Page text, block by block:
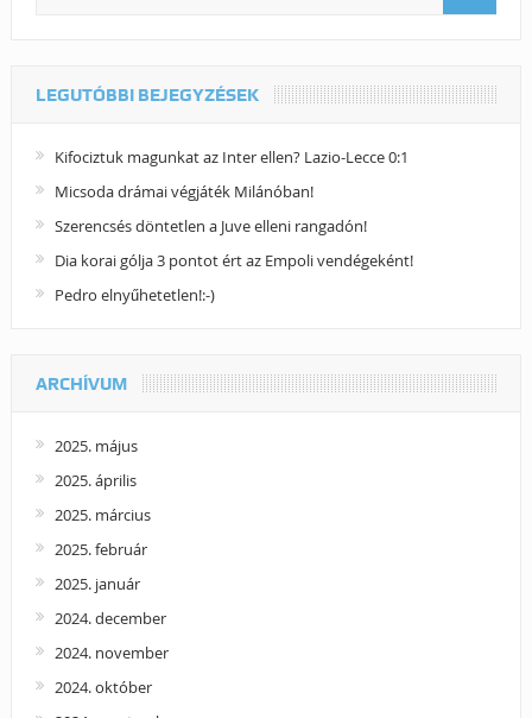
LEGUTÓBBI BEJEGYZÉSEK
Kifociztuk magunkat az Inter ellen? Lazio-Lecce 0:1
Micsoda drámai végjáték Milánóban!
Szerencsés döntetlen a Juve elleni rangadón!
Dia korai gólja 3 pontot ért az Empoli vendégeként!
Pedro elnyűhetetlen!:-)
ARCHÍVUM
2025. május
2025. április
2025. március
2025. február
2025. január
2024. december
2024. november
2024. október